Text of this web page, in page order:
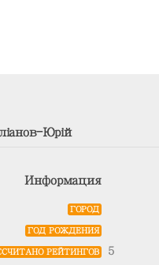
Юрій
Информация
ГОРОД
ГОД РОЖДЕНИЯ
РЕЙТИНГОВ 5